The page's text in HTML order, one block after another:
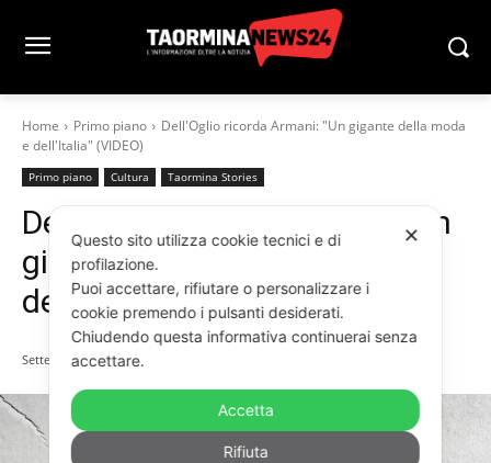
Home Primo piano
Dell'Oglio ricorda Armani: "Un gigante della moda
e dell'Italia" (VIDEO)
Primo piano Cultura Taormina Stories
Dell’Oglio ricorda Armani: “Un
gigante della moda e
dell’Italia” (VIDEO)
Settembre 7, 2025
✕
Questo sito utilizza cookie tecnici e di
profilazione.
Puoi accettare, rifiutare o personalizzare i
cookie premendo i pulsanti desiderati.
Chiudendo questa informativa continuerai senza
accettare.
Accetta
Rifiuta